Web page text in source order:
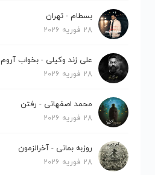
بسطام - تهران
28 فوریه 2026
علی زند وکیلی - بخواب آروم
28 فوریه 2026
محمد اصفهانی - رفتن
28 فوریه 2026
روزبه بمانی - آخرالزمون
28 فوریه 2026